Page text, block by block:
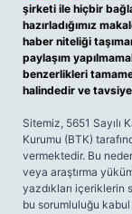
şirketi ile hiçbir
hazırladığımız
haber niteliği
paylaşım
benzerlikleri
halindedir ve
Sitemiz, 5651 Sayılı
Kurumu (BTK)
vermektedir. Bu
veya araştırma
yazdıkları içeriklerin
bu sorumluluğu kabul